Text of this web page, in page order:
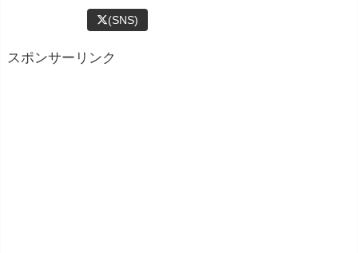
(SNS)
スポンサーリンク